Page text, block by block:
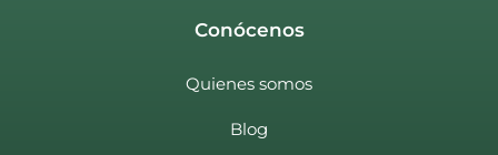
Conócenos
Quienes somos
Blog